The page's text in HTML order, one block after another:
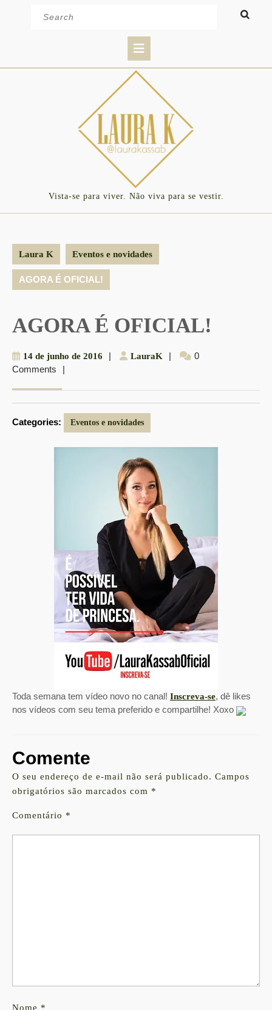
Button
Vista-se para viver. Não viva para se vestir.
Laura K Eventos e novidades
AGORA É OFICIAL!
AGORA É OFICIAL!
14 de junho de 2016 14| LauraK LauraK
|
0
Comments
|
Categories: Eventos e novidades
Toda semana tem vídeo novo no canal! Inscreva-se, dê likes
nos vídeos com seu tema preferido e compartilhe! Xoxo
Comente
O seu endereço de e-mail não será publicado. Campos
obrigatórios são marcados com *
Comentário *
Nome *